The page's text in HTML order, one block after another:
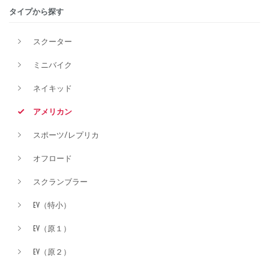
タイプから探す
スクーター
ミニバイク
ネイキッド
アメリカン
スポーツ/レプリカ
オフロード
スクランブラー
EV（特小）
EV（原１）
EV（原２）
排気量
価格